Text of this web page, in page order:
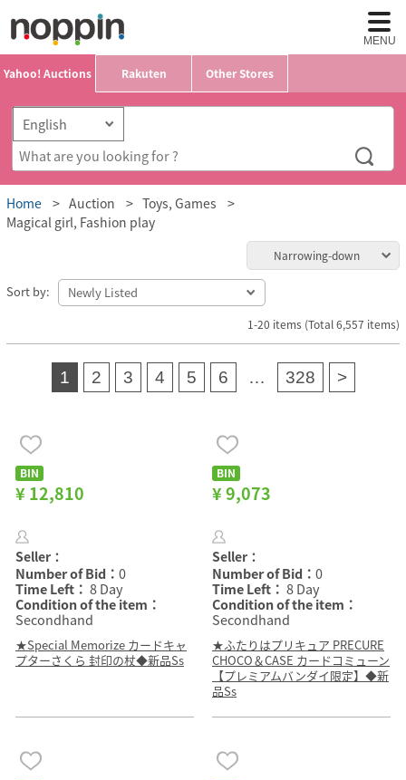
MENU
Yahoo! Auctions Rakuten Other Stores
Home Auction
Toys, Games
Magical girl, Fashion play
Narrowing-down
Sort by:
1-20 items (Total 6,557 items)
1 2 3 4 5 6 … 328 >
BIN
¥ 12,810
Seller：
Number of Bid： 0
Time Left： 8 Day
Condition of the item：
Secondhand
★Special Memorize カードキャ
プターさくら 封印の杖◆新品Ss
BIN
¥ 9,073
Seller：
Number of Bid： 0
Time Left： 8 Day
Condition of the item：
Secondhand
★ふたりはプリキュア PRECURE
CHOCO＆CASE カードコミューン
【プレミアムバンダイ限定】◆新
品Ss